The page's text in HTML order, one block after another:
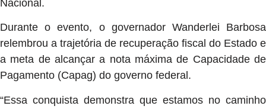
Nacional.
Durante o evento, o governador Wanderlei Barbosa
relembrou a trajetória de recuperação fiscal do Estado e
a meta de alcançar a nota máxima de Capacidade de
Pagamento (Capag) do governo federal.
“Essa conquista demonstra que estamos no caminho